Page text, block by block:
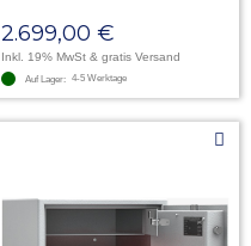
2.699,00 €
Inkl. 19% MwSt & gratis Versand
Auf Lager: 4-5 Werktage